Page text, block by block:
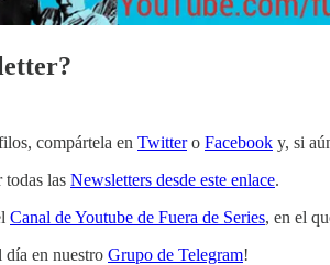
compártela en Twittero Facebook y, si
todas las Newsletters desde este enlace.
Canal de Youtube de Fuera de Series, en el
día en nuestro Grupo de Telegram!